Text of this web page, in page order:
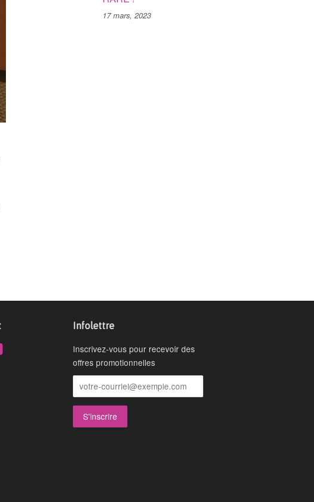
17 mars, 2023
Infolettre
Inscrivez-vous pour recevoir des
offres promotionnelles